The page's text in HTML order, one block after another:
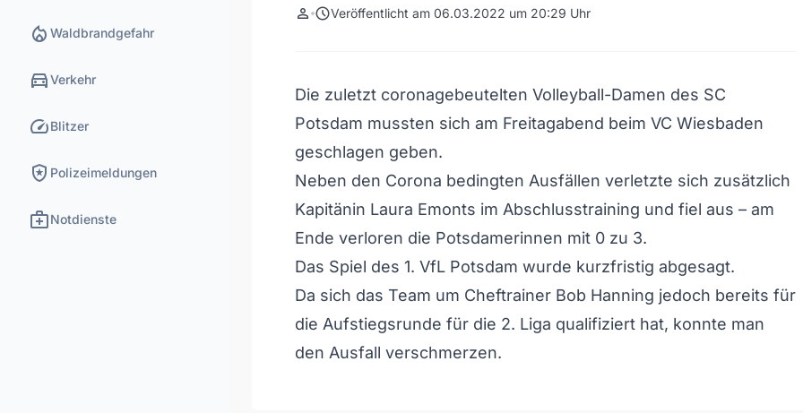
local_fire_department Waldbrandgefahr
directions_carVerkehr
speedBlitzer
local_police Polizeimeldungen
medical_servicesNotdienste
person scheduleVeröffentlicht am 06.03.2022 um 20:29 Uhr
Die zuletzt coronagebeutelten Volleyball-Damen des SC
Potsdam mussten sich am Freitagabend beim VC Wiesbaden
geschlagen geben.
Neben den Corona bedingten Ausfällen verletzte sich zusätzlich
Kapitänin Laura Emonts im Abschlusstraining und fiel aus – am
Ende verloren die Potsdamerinnen mit 0 zu 3.
Das Spiel des 1. VfL Potsdam wurde kurzfristig abgesagt.
Da sich das Team um Cheftrainer Bob Hanning jedoch bereits für
die Aufstiegsrunde für die 2. Liga qualifiziert hat, konnte man
den Ausfall verschmerzen.